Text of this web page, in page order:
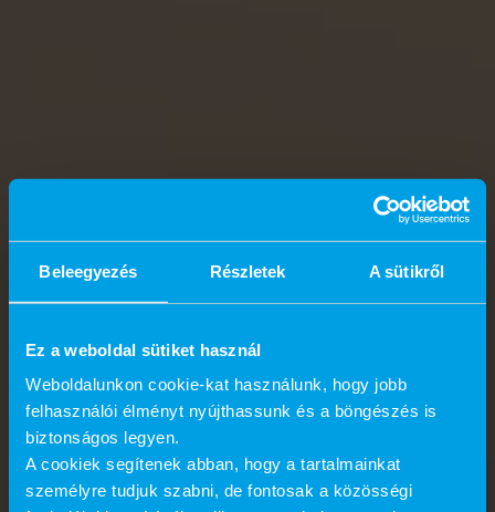
Beleegyezés Részletek A sütikről
Ez a weboldal sütiket használ
Weboldalunkon cookie-kat használunk, hogy jobb
felhasználói élményt nyújthassunk és a böngészés is
biztonságos legyen.
A cookiek segítenek abban, hogy a tartalmainkat
személyre tudjuk szabni, de fontosak a közösségi